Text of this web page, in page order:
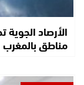
الأرصاد
مناطق بالمغرب